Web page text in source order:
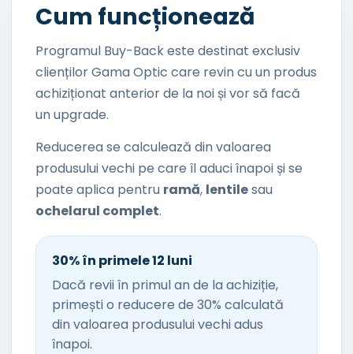
Cum funcționează
Programul Buy-Back este destinat exclusiv
clienților Gama Optic care revin cu un produs
achiziționat anterior de la noi și vor să facă
un upgrade.
Reducerea se calculează din valoarea
produsului vechi pe care îl aduci înapoi și se
poate aplica pentru ramă, lentilesau
ochelarul complet.
30% în primele 12 luni
Dacă revii în primul an de la achiziție,
primești o reducere de 30% calculată
din valoarea produsului vechi adus
înapoi.